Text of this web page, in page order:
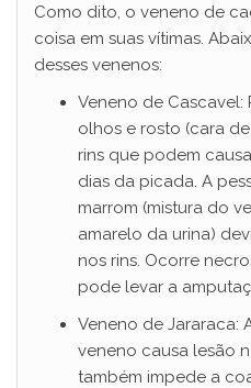
Como dito, o veneno de
coisa em suas vítimas.
desses venenos:
Veneno de Cascavel:
olhos e rosto (cara
rins que podem
dias da picada. A
marrom (mistura do
amarelo da urina)
nos rins. Ocorre
pode levar a
Veneno de Jararaca:
veneno causa lesão
também impede a